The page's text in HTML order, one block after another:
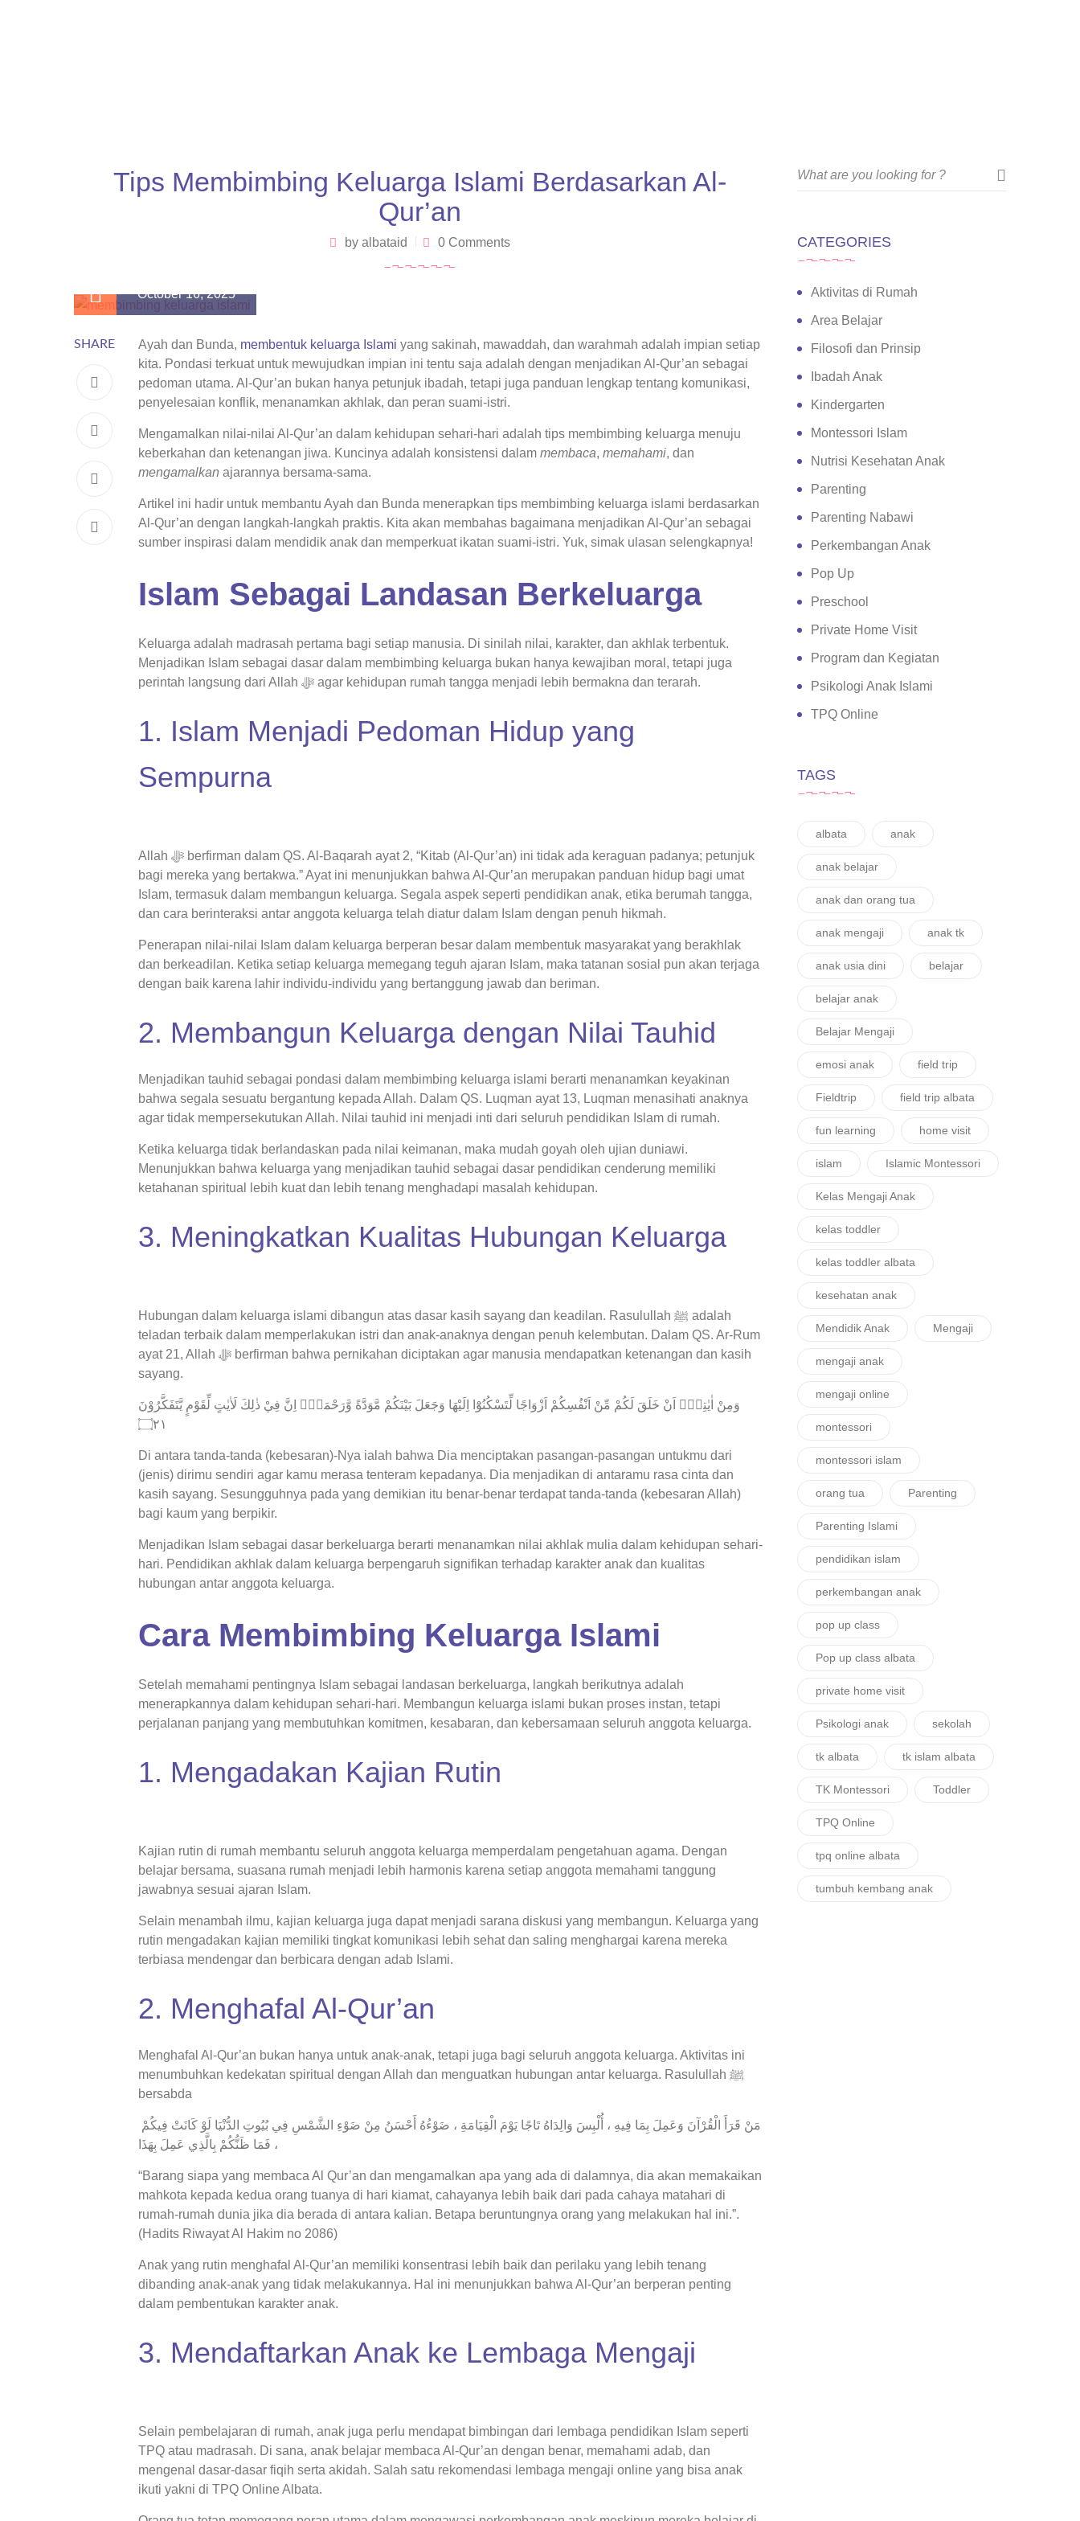
Tips Membimbing Keluarga Islami Berdasarkan Al-
Qur’an
by albataid 0 Comments
October 16, 2025
SHARE Ayah dan Bunda, membentuk keluarga Islami yang sakinah, mawaddah, dan warahmah adalah impian setiap
kita. Pondasi terkuat untuk mewujudkan impian ini tentu saja adalah dengan menjadikan Al-Qur’an sebagai
pedoman utama. Al-Qur’an bukan hanya petunjuk ibadah, tetapi juga panduan lengkap tentang komunikasi,
penyelesaian konflik, menanamkan akhlak, dan peran suami-istri.
Mengamalkan nilai-nilai Al-Qur’an dalam kehidupan sehari-hari adalah tips membimbing keluarga menuju
keberkahan dan ketenangan jiwa. Kuncinya adalah konsistensi dalam membaca, memahami, dan
mengamalkan ajarannya bersama-sama.
Artikel ini hadir untuk membantu Ayah dan Bunda menerapkan tips membimbing keluarga islami berdasarkan
Al-Qur’an dengan langkah-langkah praktis. Kita akan membahas bagaimana menjadikan Al-Qur’an sebagai
sumber inspirasi dalam mendidik anak dan memperkuat ikatan suami-istri. Yuk, simak ulasan selengkapnya!
Islam Sebagai Landasan Berkeluarga
Keluarga adalah madrasah pertama bagi setiap manusia. Di sinilah nilai, karakter, dan akhlak terbentuk.
Menjadikan Islam sebagai dasar dalam membimbing keluarga bukan hanya kewajiban moral, tetapi juga
perintah langsung dari Allah ﷻ agar kehidupan rumah tangga menjadi lebih bermakna dan terarah.
1. Islam Menjadi Pedoman Hidup yang
Sempurna
Allah ﷻ berfirman dalam QS. Al-Baqarah ayat 2, “Kitab (Al-Qur’an) ini tidak ada keraguan padanya; petunjuk
bagi mereka yang bertakwa.” Ayat ini menunjukkan bahwa Al-Qur’an merupakan panduan hidup bagi umat
Islam, termasuk dalam membangun keluarga. Segala aspek seperti pendidikan anak, etika berumah tangga,
dan cara berinteraksi antar anggota keluarga telah diatur dalam Islam dengan penuh hikmah.
Penerapan nilai-nilai Islam dalam keluarga berperan besar dalam membentuk masyarakat yang berakhlak
dan berkeadilan. Ketika setiap keluarga memegang teguh ajaran Islam, maka tatanan sosial pun akan terjaga
dengan baik karena lahir individu-individu yang bertanggung jawab dan beriman.
2. Membangun Keluarga dengan Nilai Tauhid
Menjadikan tauhid sebagai pondasi dalam membimbing keluarga islami berarti menanamkan keyakinan
bahwa segala sesuatu bergantung kepada Allah. Dalam QS. Luqman ayat 13, Luqman menasihati anaknya
agar tidak mempersekutukan Allah. Nilai tauhid ini menjadi inti dari seluruh pendidikan Islam di rumah.
Ketika keluarga tidak berlandaskan pada nilai keimanan, maka mudah goyah oleh ujian duniawi.
Menunjukkan bahwa keluarga yang menjadikan tauhid sebagai dasar pendidikan cenderung memiliki
ketahanan spiritual lebih kuat dan lebih tenang menghadapi masalah kehidupan.
3. Meningkatkan Kualitas Hubungan Keluarga
Hubungan dalam keluarga islami dibangun atas dasar kasih sayang dan keadilan. Rasulullah ﷺ adalah
teladan terbaik dalam memperlakukan istri dan anak-anaknya dengan penuh kelembutan. Dalam QS. Ar-Rum
ayat 21, Allah ﷻ berfirman bahwa pernikahan diciptakan agar manusia mendapatkan ketenangan dan kasih
sayang.
وَمِنْ اٰيٰتِهٖٓ اَنْ خَلَقَ لَكُمْ مِّنْ اَنْفُسِكُمْ اَزْوَاجًا لِّتَسْكُنُوْٓا اِلَيْهَا وَجَعَلَ بَيْنَكُمْ مَّوَدَّةً وَّرَحْمَةًۗ اِنَّ فِيْ ذٰلِكَ لَاٰيٰتٍ لِّقَوْمٍ يَّتَفَكَّرُوْنَ
۝٢١
Di antara tanda-tanda (kebesaran)-Nya ialah bahwa Dia menciptakan pasangan-pasangan untukmu dari
(jenis) dirimu sendiri agar kamu merasa tenteram kepadanya. Dia menjadikan di antaramu rasa cinta dan
kasih sayang. Sesungguhnya pada yang demikian itu benar-benar terdapat tanda-tanda (kebesaran Allah)
bagi kaum yang berpikir.
Menjadikan Islam sebagai dasar berkeluarga berarti menanamkan nilai akhlak mulia dalam kehidupan sehari-
hari. Pendidikan akhlak dalam keluarga berpengaruh signifikan terhadap karakter anak dan kualitas
hubungan antar anggota keluarga.
Cara Membimbing Keluarga Islami
Setelah memahami pentingnya Islam sebagai landasan berkeluarga, langkah berikutnya adalah
menerapkannya dalam kehidupan sehari-hari. Membangun keluarga islami bukan proses instan, tetapi
perjalanan panjang yang membutuhkan komitmen, kesabaran, dan kebersamaan seluruh anggota keluarga.
1. Mengadakan Kajian Rutin
Kajian rutin di rumah membantu seluruh anggota keluarga memperdalam pengetahuan agama. Dengan
belajar bersama, suasana rumah menjadi lebih harmonis karena setiap anggota memahami tanggung
jawabnya sesuai ajaran Islam.
Selain menambah ilmu, kajian keluarga juga dapat menjadi sarana diskusi yang membangun. Keluarga yang
rutin mengadakan kajian memiliki tingkat komunikasi lebih sehat dan saling menghargai karena mereka
terbiasa mendengar dan berbicara dengan adab Islami.
2. Menghafal Al-Qur’an
Menghafal Al-Qur’an bukan hanya untuk anak-anak, tetapi juga bagi seluruh anggota keluarga. Aktivitas ini
menumbuhkan kedekatan spiritual dengan Allah dan menguatkan hubungan antar keluarga. Rasulullah ﷺ
bersabda
، فَمَا ظَنُّكُمْ بِالَّذِي عَمِلَ بِهَذَا
“Barang siapa yang membaca Al Qur’an dan mengamalkan apa yang ada di dalamnya, dia akan memakaikan
mahkota kepada kedua orang tuanya di hari kiamat, cahayanya lebih baik dari pada cahaya matahari di
rumah-rumah dunia jika dia berada di antara kalian. Betapa beruntungnya orang yang melakukan hal ini.”.
(Hadits Riwayat Al Hakim no 2086)
Anak yang rutin menghafal Al-Qur’an memiliki konsentrasi lebih baik dan perilaku yang lebih tenang
dibanding anak-anak yang tidak melakukannya. Hal ini menunjukkan bahwa Al-Qur’an berperan penting
dalam pembentukan karakter anak.
3. Mendaftarkan Anak ke Lembaga Mengaji
Selain pembelajaran di rumah, anak juga perlu mendapat bimbingan dari lembaga pendidikan Islam seperti
TPQ atau madrasah. Di sana, anak belajar membaca Al-Qur’an dengan benar, memahami adab, dan
mengenal dasar-dasar fiqih serta akidah. Salah satu rekomendasi lembaga mengaji online yang bisa anak
ikuti yakni di TPQ Online Albata.
CATEGORIES
Aktivitas di Rumah
Area Belajar
Filosofi dan Prinsip
Ibadah Anak
Kindergarten
Montessori Islam
Nutrisi Kesehatan Anak
Parenting
Parenting Nabawi
Perkembangan Anak
Pop Up
Preschool
Private Home Visit
Program dan Kegiatan
Psikologi Anak Islami
TPQ Online
TAGS
albata anak
anak belajar
anak dan orang tua
anak mengaji anak tk
anak usia dini belajar
belajar anak
Belajar Mengaji
emosi anak field trip
Fieldtrip field trip albata
fun learning home visit
islam Islamic Montessori
Kelas Mengaji Anak
kelas toddler
kelas toddler albata
kesehatan anak
Mendidik Anak Mengaji
mengaji anak
mengaji online
montessori
montessori islam
orang tua Parenting
Parenting Islami
pendidikan islam
perkembangan anak
pop up class
Pop up class albata
private home visit
Psikologi anak sekolah
tk albata tk islam albata
TK Montessori Toddler
TPQ Online
tpq online albata
tumbuh kembang anak